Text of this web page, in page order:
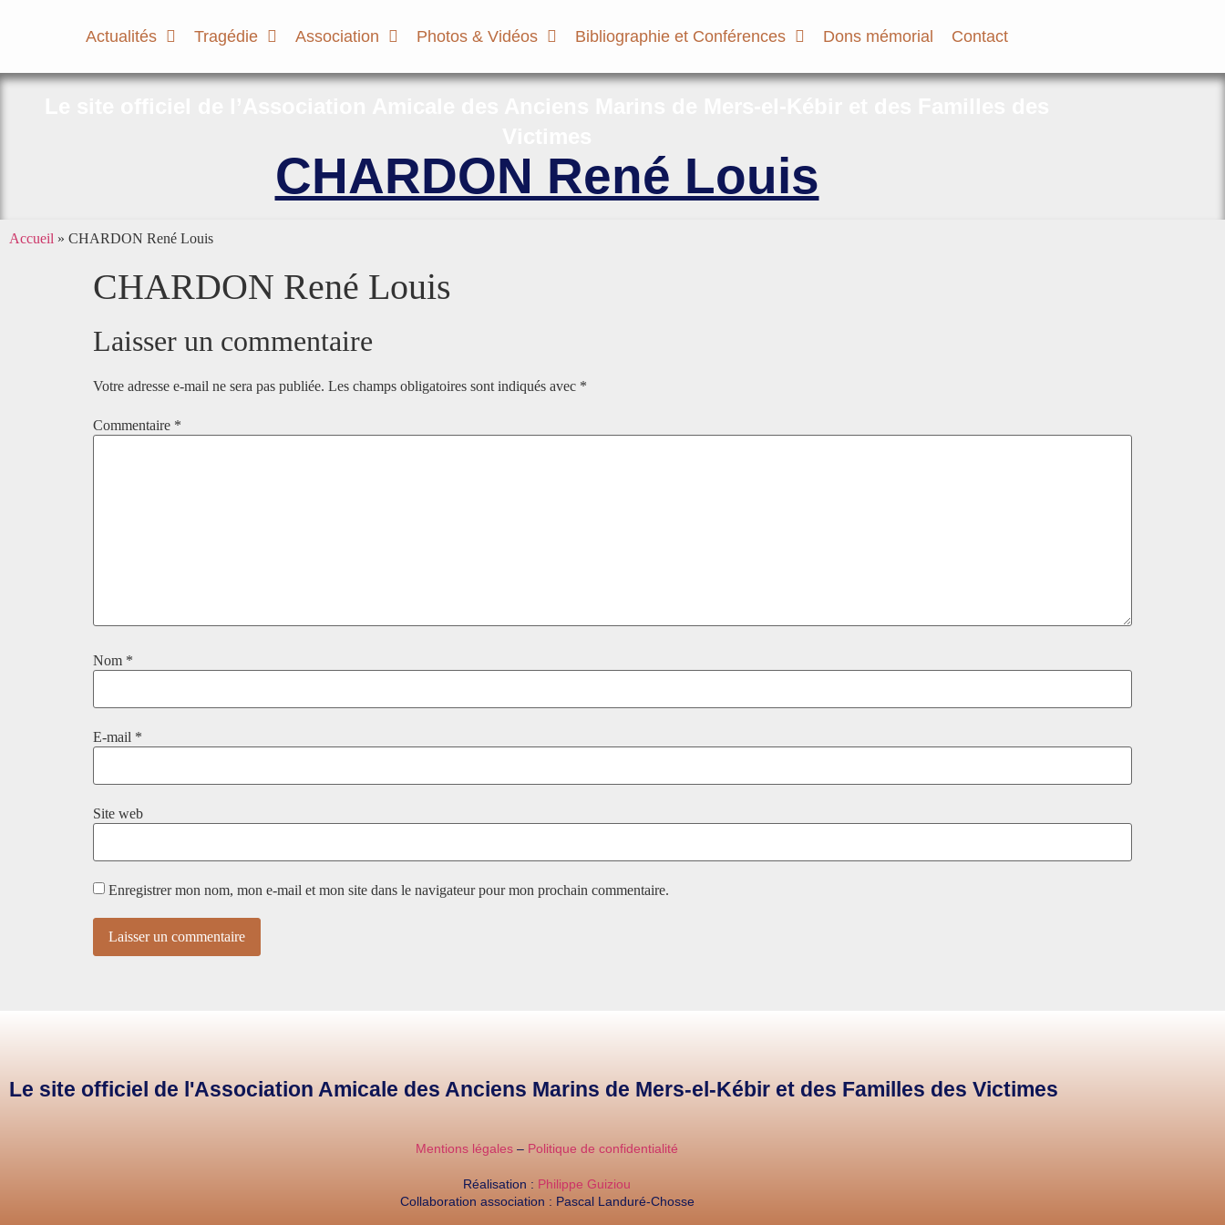
Actualités Tragédie Association Photos & Vidéos Bibliographie et Conférences Dons mémorial Contact
CHARDON René Louis
Accueil » CHARDON René Louis
CHARDON René Louis
Laisser un commentaire
Votre adresse e-mail ne sera pas publiée. Les champs obligatoires sont indiqués avec *
Commentaire *
Nom *
E-mail *
Site web
Enregistrer mon nom, mon e-mail et mon site dans le navigateur pour mon prochain commentaire.
Le site officiel de l'Association Amicale des Anciens Marins de Mers-el-Kébir et des Familles des Victimes
Mentions légales – Politique de confidentialité
Réalisation : Philippe Guiziou
Collaboration association : Pascal Landuré-Chosse